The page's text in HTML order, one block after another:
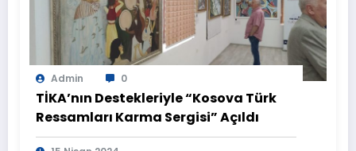
Admin 0
TİKA’nın Destekleriyle “Kosova Türk
Ressamları Karma Sergisi” Açıldı